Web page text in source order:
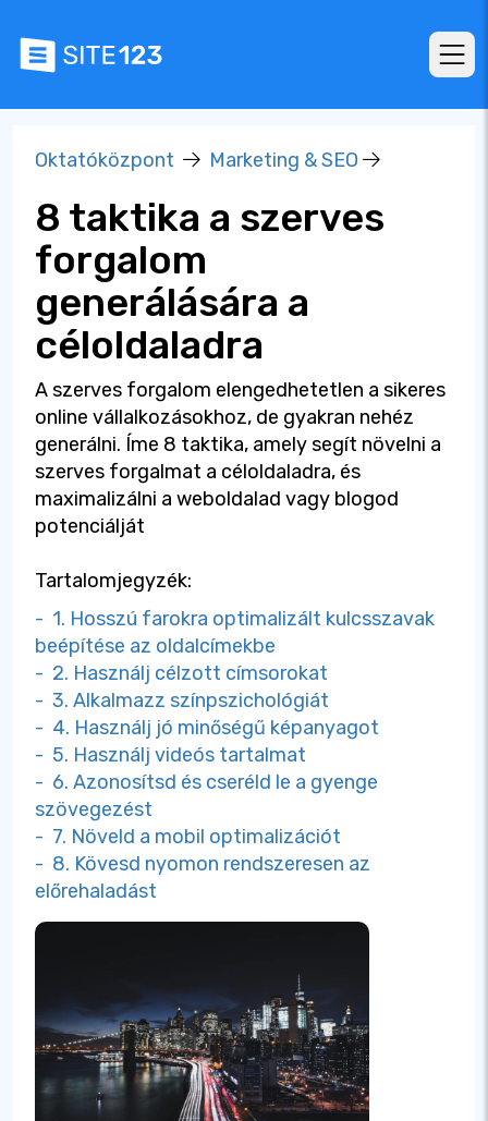
Oktatóközpont Marketing & SEO
8 taktika a szerves
forgalom
generálására a
céloldaladra
A szerves forgalom elengedhetetlen a sikeres
online vállalkozásokhoz, de gyakran nehéz
generálni. Íme 8 taktika, amely segít növelni a
szerves forgalmat a céloldaladra, és
maximalizálni a weboldalad vagy blogod
potenciálját
Tartalomjegyzék:
- 1. Hosszú farokra optimalizált kulcsszavak
beépítése az oldalcímekbe
- 2. Használj célzott címsorokat
- 3. Alkalmazz színpszichológiát
- 4. Használj jó minőségű képanyagot
- 5. Használj videós tartalmat
- 6. Azonosítsd és cseréld le a gyenge
szövegezést
- 7. Növeld a mobil optimalizációt
- 8. Kövesd nyomon rendszeresen az
előrehaladást